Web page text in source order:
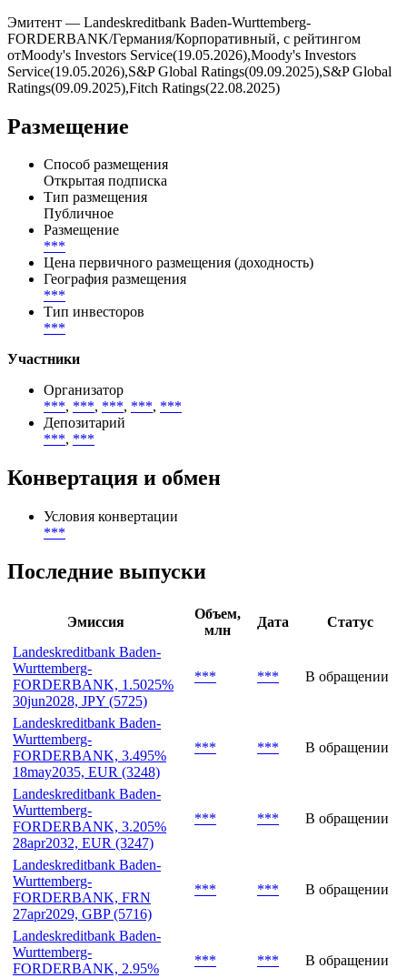
Эмитент — Landeskreditbank Baden-Wurttemberg-
FORDERBANK/Германия/Корпоративный, с рейтингом
отMoody's Investors Service(19.05.2026),Moody's Investors
Service(19.05.2026),S&P Global Ratings(09.09.2025),S&P Global
Ratings(09.09.2025),Fitch Ratings(22.08.2025)
Размещение
Способ размещения
Открытая подписка
Тип размещения
Публичное
Размещение
***
Цена первичного размещения (доходность)
География размещения
***
Тип инвесторов
***
Участники
Организатор
***, ***, ***, ***, ***
Депозитарий
***, ***
Конвертация и обмен
Условия конвертации
***
Последние выпуски
Эмиссия
Объем,
млн
Дата
Статус
Landeskreditbank Baden-
Wurttemberg-
FORDERBANK, 1.5025%
30jun2028, JPY (5725)
*** *** В обращении
Landeskreditbank Baden-
Wurttemberg-
FORDERBANK, 3.495%
18may2035, EUR (3248)
*** *** В обращении
Landeskreditbank Baden-
Wurttemberg-
FORDERBANK, 3.205%
28apr2032, EUR (3247)
*** *** В обращении
Landeskreditbank Baden-
Wurttemberg-
FORDERBANK, FRN
27apr2029, GBP (5716)
*** *** В обращении
Landeskreditbank Baden-
Wurttemberg-
FORDERBANK, 2.95%
*** *** В обращении